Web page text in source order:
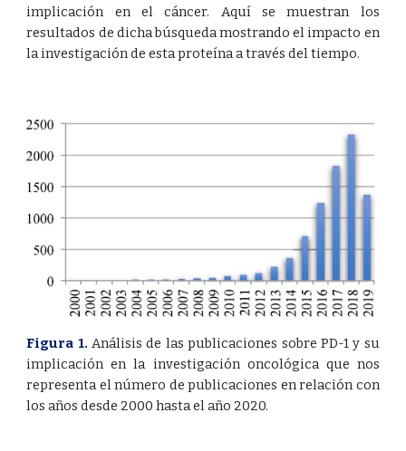
implicación en el cáncer. Aquí se muestran los
resultados de dicha búsqueda mostrando el impacto en
la investigación de esta proteína a través del tiempo.
Figura 1. Análisis de las publicaciones sobre PD-1 y su
implicación en la investigación oncológica que nos
representa el número de publicaciones en relación con
los años desde 2000 hasta el año 2020.